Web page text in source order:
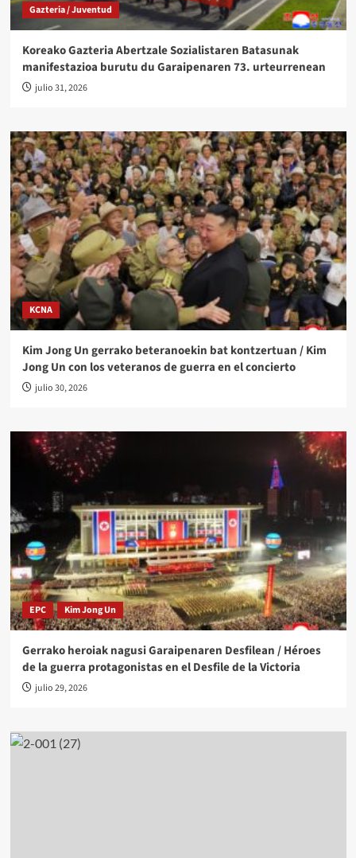
Gazteria / Juventud
Koreako Gazteria Abertzale Sozialistaren Batasunak
manifestazioa burutu du Garaipenaren 73. urteurrenean
julio 31, 2026
KCNA
Kim Jong Un gerrako beteranoekin bat kontzertuan / Kim
Jong Un con los veteranos de guerra en el concierto
julio 30, 2026
EPC Kim Jong Un
Gerrako heroiak nagusi Garaipenaren Desfilean / Héroes
de la guerra protagonistas en el Desfile de la Victoria
julio 29, 2026